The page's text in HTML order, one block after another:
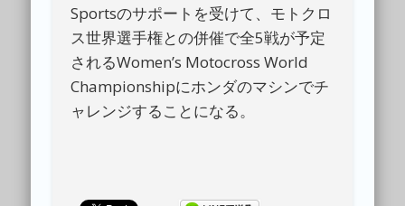
Sportsのサポートを受けて、モトクロ
ス世界選手権との併催で全5戦が予定
されるWomen’s Motocross World
Championshipにホンダのマシンでチ
ャレンジすることになる。